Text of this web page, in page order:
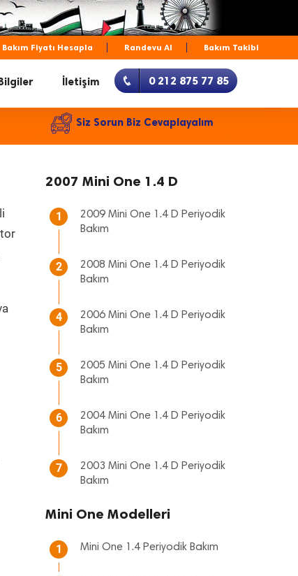
Bakım Fiyatı Hesapla Randevu Al Bakım Takibi
İletişim 0 212 875 77 85
Siz Sorun Biz Cevaplayalım
2007 Mini One 1.4 D
1
2009 Mini One 1.4 D Periyodik
Bakım
2
2008 Mini One 1.4 D Periyodik
Bakım
4
2006 Mini One 1.4 D Periyodik
Bakım
5
2005 Mini One 1.4 D Periyodik
Bakım
6
2004 Mini One 1.4 D Periyodik
Bakım
7
2003 Mini One 1.4 D Periyodik
Bakım
Mini One Modelleri
1 Mini One 1.4 Periyodik Bakım